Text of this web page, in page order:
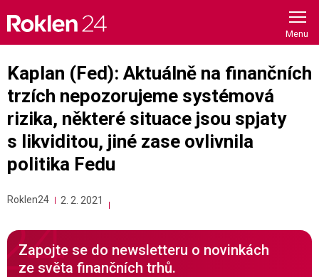
content
Kaplan (Fed): Aktuálně na finančních
trzích nepozorujeme systémová
rizika, některé situace jsou spjaty
s likviditou, jiné zase ovlivnila
politika Fedu
Roklen24 2. 2. 2021
Zapojte se do newsletteru o novinkách
ze světa finančních trhů.